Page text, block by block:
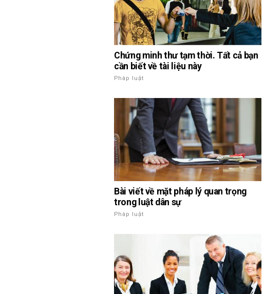
Chứng minh thư tạm thời. Tất cả bạn
cần biết về tài liệu này
Pháp luật
Bài viết về mặt pháp lý quan trọng
trong luật dân sự
Pháp luật